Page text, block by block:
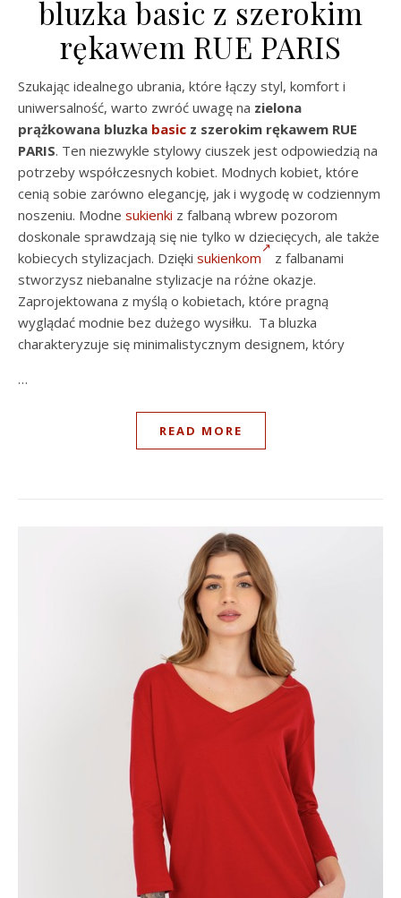
bluzka basic z szerokim
rękawem RUE PARIS
Szukając idealnego ubrania, które łączy styl, komfort i
uniwersalność, warto zwróć uwagę na zielona
prążkowana bluzka basic z szerokim rękawem RUE
PARIS. Ten niezwykle stylowy ciuszek jest odpowiedzią na
potrzeby współczesnych kobiet. Modnych kobiet, które
cenią sobie zarówno elegancję, jak i wygodę w codziennym
noszeniu. Modne sukienki z falbaną wbrew pozorom
doskonale sprawdzają się nie tylko w dziecięcych, ale także
kobiecych stylizacjach. Dzięki sukienkom
z falbanami
stworzysz niebanalne stylizacje na różne okazje.
Zaprojektowana z myślą o kobietach, które pragną
wyglądać modnie bez dużego wysiłku. Ta bluzka
charakteryzuje się minimalistycznym designem, który
…
READ MORE